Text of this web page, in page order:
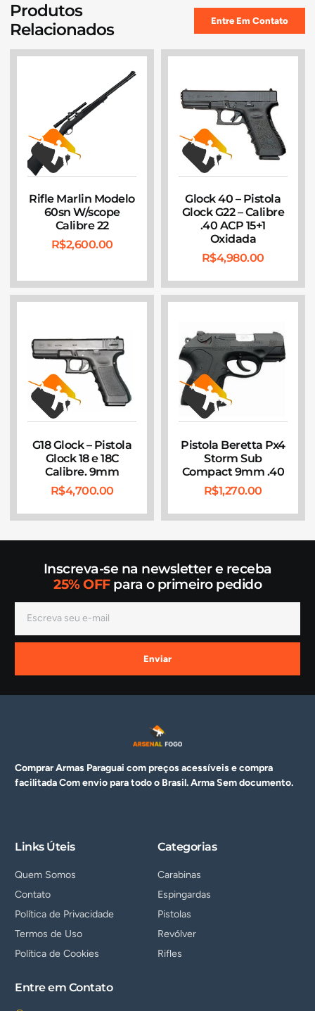
Produtos
Relacionados
Entre Em Contato
Rifle Marlin Modelo
60sn W/scope
Calibre 22
R$2,600.00
Glock 40 – Pistola
Glock G22 – Calibre
.40 ACP 15+1
Oxidada
R$4,980.00
G18 Glock – Pistola
Glock 18 e 18C
Calibre. 9mm
R$4,700.00
Pistola Beretta Px4
Storm Sub
Compact 9mm .40
R$1,270.00
Inscreva-se na newsletter e receba
25% OFFpara o primeiro pedido
Enviar
Comprar Armas Paraguai com preços acessíveis e compra
facilitada Com envio para todo o Brasil. ArmaSem documento.
Links Úteis
Quem Somos
Contato
Política de Privacidade
Termos de Uso
Política de Cookies
Categorias
Carabinas
Espingardas
Pistolas
Revólver
Rifles
Entre em Contato